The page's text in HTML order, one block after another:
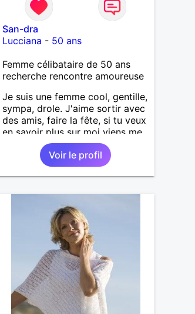
San-dra
Lucciana - 50 ans
Femme célibataire de 50 ans
recherche rencontre amoureuse
Je suis une femme cool, gentille,
sympa, drole. J'aime sortir avec
des amis, faire la fête, si tu veux
en savoir plus sur moi viens me
Voir le profil